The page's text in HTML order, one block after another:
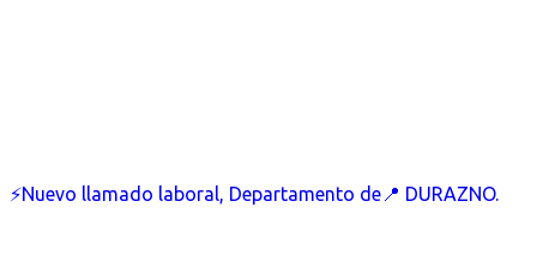
⚡Nuevo llamado laboral, Departamento de📍 DURAZNO.